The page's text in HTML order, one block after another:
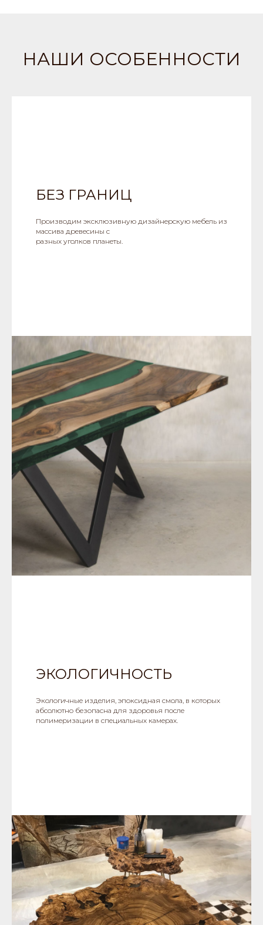
НАШИ ОСОБЕННОСТИ
БЕЗ ГРАНИЦ
Производим эксклюзивную дизайнерскую мебель из
массива древесины с
разных уголков планеты.
ЭКОЛОГИЧНОСТЬ
Экологичные изделия, эпоксидная смола, в которых
абсолютно безопасна для здоровья после
полимеризации в специальных камерах.